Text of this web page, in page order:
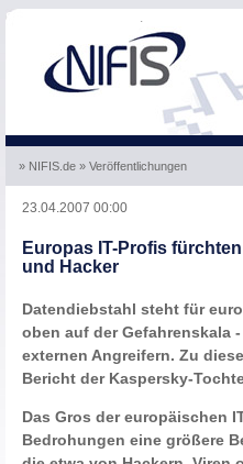
Skip to the navigation .
» NIFIS.de » Veröffentlichungen
23.04.2007 00:00
Europas IT-Profis
und Hacker
Datendiebstahl steht für
oben auf der Gefahrenskala
externen Angreifern. Zu
Bericht der Kaspersky-
Das Gros der europäischen
Bedrohungen eine größere